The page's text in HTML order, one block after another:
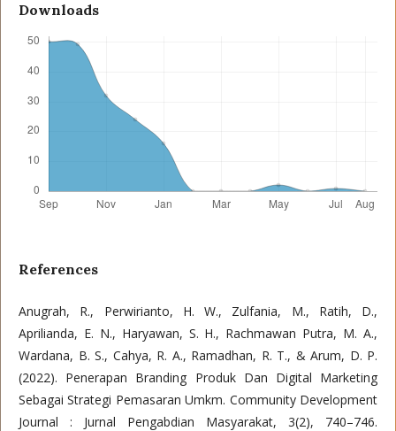
Downloads
References
Anugrah, R., Perwirianto, H. W., Zulfania, M., Ratih, D.,
Aprilianda, E. N., Haryawan, S. H., Rachmawan Putra, M. A.,
Wardana, B. S., Cahya, R. A., Ramadhan, R. T., & Arum, D. P.
(2022). Penerapan Branding Produk Dan Digital Marketing
Sebagai Strategi Pemasaran Umkm. Community Development
Journal : Jurnal Pengabdian Masyarakat, 3(2), 740–746.